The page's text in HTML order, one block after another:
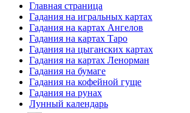
Главная страница
Гадания на игральных картах
Гадания на картах Ангелов
Гадания на картах Таро
Гадания на цыганских картах
Гадания на картах Ленорман
Гадания на бумаге
Гадания на кофейной гуще
Гадания на рунах
Лунный календарь